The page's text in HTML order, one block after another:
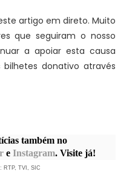
artigo em direto. Muito
que seguiram o nosso
a apoiar esta causa
donativo através
também no
e Instagram. Visite já!
RTP, TVI, SIC